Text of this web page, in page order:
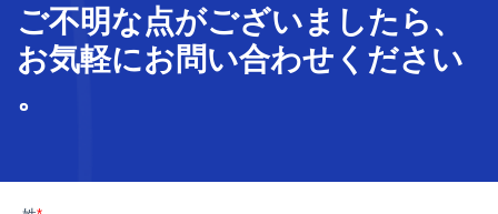
ご不明な点がございましたら、
お気軽にお問い合わせ ください
。